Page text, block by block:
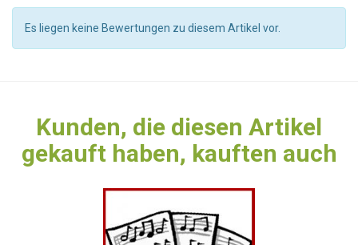
Es liegen keine Bewertungen zu diesem Artikel vor.
Kunden, die diesen Artikel
gekauft haben, kauften auch